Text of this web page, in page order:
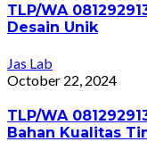
TLP/WA
Desain Unik
Jas Lab
October 22, 2024
TLP/WA
Bahan Kualitas